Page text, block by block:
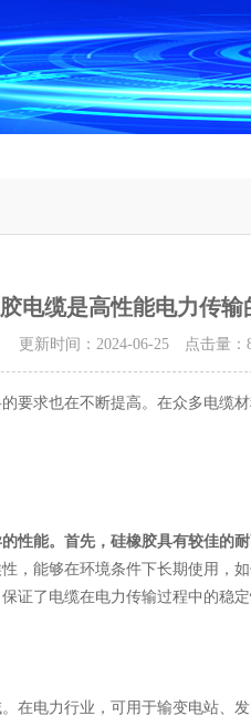
电缆是高性能电力传输
更新时间：2024-06-25 点击量：
求也在不断提高。在众多电缆
性能。首先，硅橡胶具有较佳的
，能够在环境条件下长期使用，
证了电缆在电力传输过程中的稳定
电力行业，可用于输变电站、